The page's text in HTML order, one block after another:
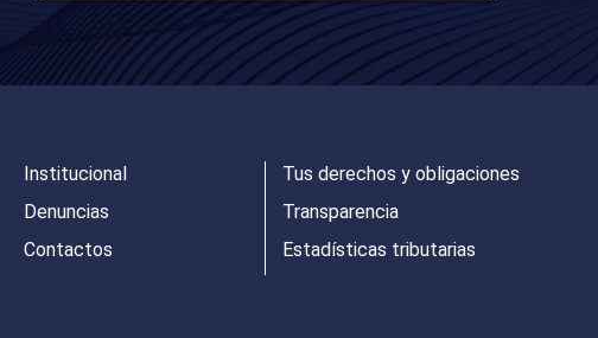
Institucional
Denuncias
Contactos
Tus derechos y obligaciones
Transparencia
Estadísticas tributarias